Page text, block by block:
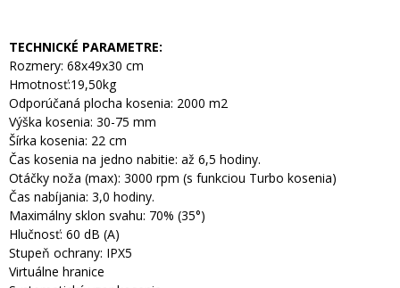
TECHNICKÉ PARAMETRE:
Rozmery: 68x49x30 cm
Hmotnosť:19,50kg
Odporúčaná plocha kosenia: 2000 m2
Výška kosenia: 30-75 mm
Šírka kosenia: 22 cm
Čas kosenia na jedno nabitie: až 6,5 hodiny.
Otáčky noža (max): 3000 rpm (s funkciou Turbo kosenia)
Čas nabíjania: 3,0 hodiny.
Maximálny sklon svahu: 70% (35°)
Hlučnosť: 60 dB (A)
Stupeň ochrany: IPX5
Virtuálne hranice